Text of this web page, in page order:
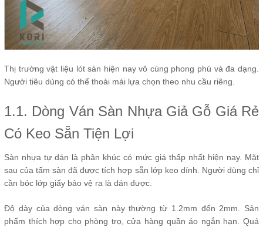
Thị trường vật liệu lót sàn hiện nay vô cùng phong phú và đa dạng.
Người tiêu dùng có thể thoải mái lựa chọn theo nhu cầu riêng.
1.1. Dòng Ván Sàn Nhựa Giả Gỗ Giá Rẻ
Có Keo Sẵn Tiện Lợi
Sàn nhựa tự dán là phân khúc có mức giá thấp nhất hiện nay. Mặt
sau của tấm sàn đã được tích hợp sẵn lớp keo dính. Người dùng chỉ
cần bóc lớp giấy bảo vệ ra là dán được.
Độ dày của dòng ván sàn này thường từ 1.2mm đến 2mm. Sản
phẩm thích hợp cho phòng trọ, cửa hàng quần áo ngắn hạn. Quá